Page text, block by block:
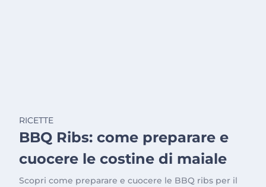
RICETTE
BBQ Ribs: come preparare e
cuocere le costine di maiale
Scopri come preparare e cuocere le BBQ ribs per il